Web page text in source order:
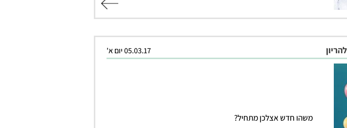
05.03.17 יום א'
משהו חדש אצלכן מתחיל?